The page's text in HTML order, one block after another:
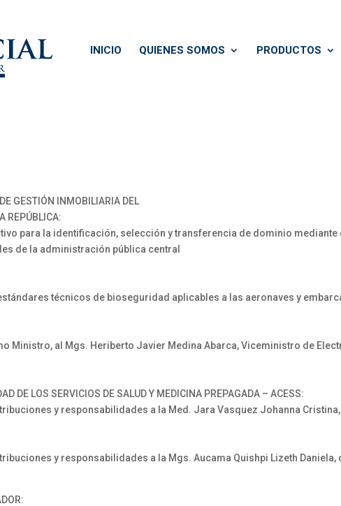
INICIO QUIENES SOMOS PRODUCTOS
GESTIÓN INMOBILIARIA DEL
REPÚBLICA:
para la identificación, selección y transferencia de dominio
de la administración pública central
técnicos de bioseguridad aplicables a las aeronaves y
Ministro, al Mgs. Heriberto Javier Medina Abarca, Viceministro de
DE LOS SERVICIOS DE SALUD Y MEDICINA PREPAGADA – ACESS:
y responsabilidades a la Med. Jara Vasquez Johanna
y responsabilidades a la Mgs. Aucama Quishpi Lizeth